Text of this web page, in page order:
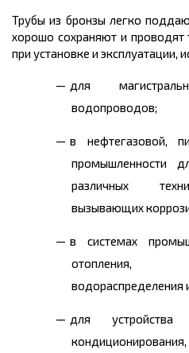
Трубы из бронзы легко
хорошо сохраняют и проводят
при установке и эксплуатации,
для
водопроводов;
в нефтегазовой,
промышленности
различных
вызывающих
в системах
отопления,
водораспределения
для устройства